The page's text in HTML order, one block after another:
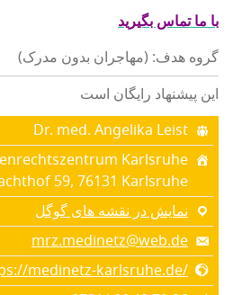
با ما تماس بگیرید
گروه هدف: (مهاجران بدون مدرک)
این پیشنهاد رایگان است
Dr. med. Angelika Leist
Karlsruhe
59, 76131 Karlsruhe
نمایش در نقشه های گوگل
mrz.medinetz@web.de
medinetz-karlsruhe.de/